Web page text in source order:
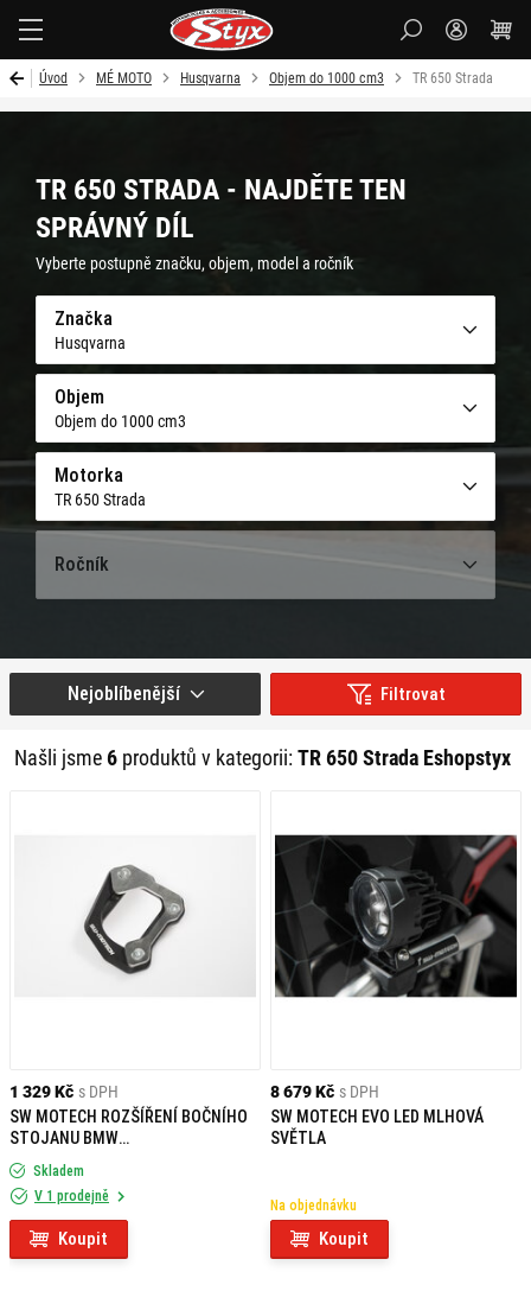
Úvod MÉ MOTO Husqvarna Objem do 1000 cm3 TR 650 Strada
TR 650 STRADA - NAJDĚTE TEN
SPRÁVNÝ DÍL
Vyberte postupně značku, objem, model a ročník
Značka
Husqvarna
Objem
Objem do 1000 cm3
Motorka
TR 650 Strada
Ročník
Filtrovat
Našli jsme6 produktů v kategorii:TR 650 Strada Eshopstyx
Nejoblíbenější
1 329 Kč s DPH
SW MOTECH ROZŠÍŘENÍ BOČNÍHO
STOJANU BMW
F650GS/F800GS/HUSQVARNA
TR650Skladem
V 1 prodejně
Koupit
8 679 Kč s DPH
SW MOTECH EVO LED MLHOVÁ
SVĚTLA
Na objednávku
Koupit